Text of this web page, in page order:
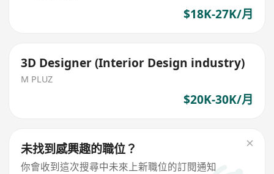
$18K-27K/月
3D Designer (Interior Design industry)
M PLUZ
$20K-30K/月
未找到感興趣的職位？
你會收到這次搜尋中未來上新職位的訂閱通知